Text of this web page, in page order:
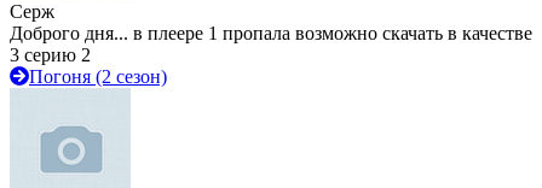
Серж
Доброго дня... в плеере 1 пропала возможно скачать в качестве
3 серию 2
Погоня (2 сезон)